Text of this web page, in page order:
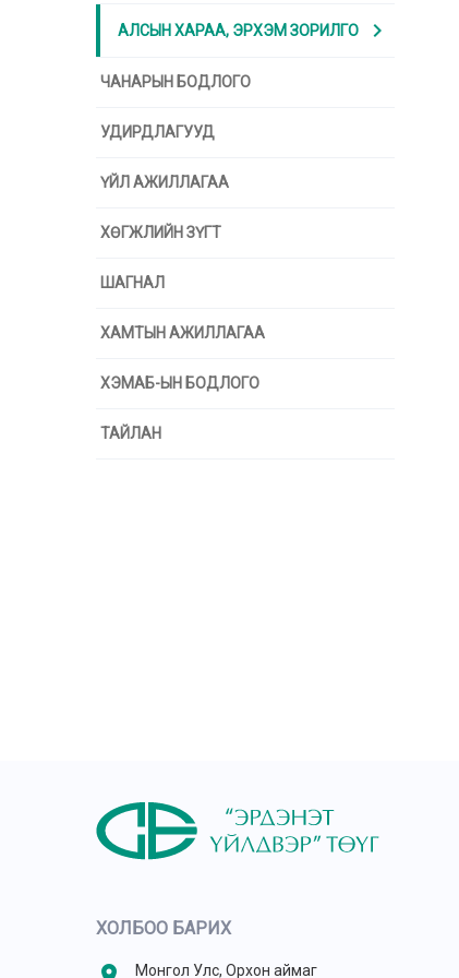
АЛСЫН ХАРАА, ЭРХЭМ ЗОРИЛГО chevron_right
ЧАНАРЫН БОДЛОГО
УДИРДЛАГУУД
ҮЙЛ АЖИЛЛАГАА
ХӨГЖЛИЙН ЗҮГТ
ШАГНАЛ
ХАМТЫН АЖИЛЛАГАА
ХЭМАБ-ЫН БОДЛОГО
ТАЙЛАН
ХОЛБОО БАРИХ
Монгол Улс, Орхон аймаг